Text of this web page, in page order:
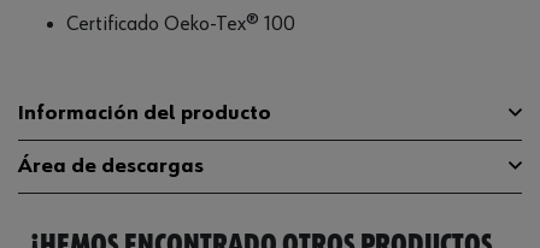
Certificado Oeko-Tex® 100
Información del producto
Color Negro
Tamaño XXL
Área de descargas
Guía de tallas guia-tallas